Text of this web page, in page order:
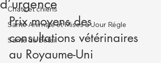
Chats et chiens
Santé Animale et Mises à Jour Régle
Santé du Bétail
d’urgence
Prix moyens des
consultations vétérinaires
au Royaume-Uni